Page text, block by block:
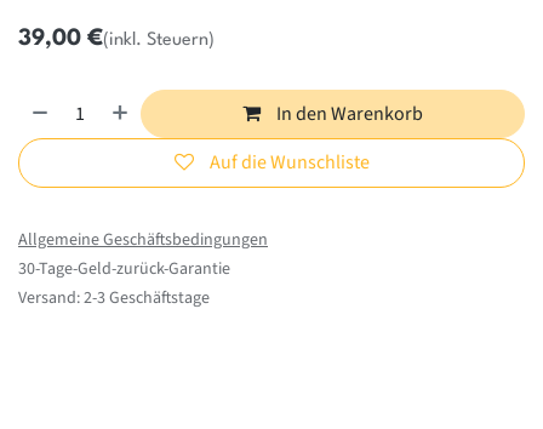
39,00 €(inkl. Steuern)
In den Warenkorb
Auf die Wunschliste
Allgemeine Geschäftsbedingungen
30-Tage-Geld-zurück-Garantie
Versand: 2-3 Geschäftstage